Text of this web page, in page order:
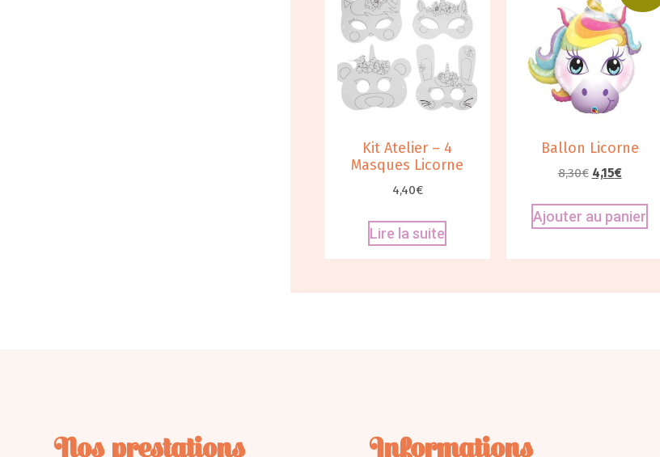
Kit Atelier – 4
Masques Licorne
4,40€
Lire la suite
Ballon Licorne
8,30€ 4,15€
Ajouter au panier
Nos prestations Informations